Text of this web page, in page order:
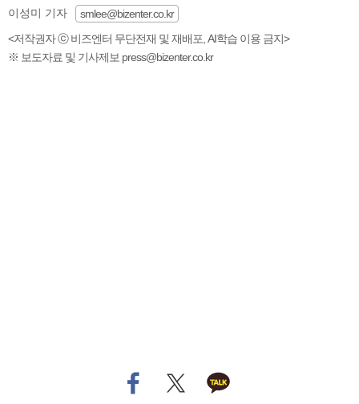
이성미 기자
smlee@bizenter.co.kr
<저작권자 ⓒ 비즈엔터 무단전재 및 재배포, AI학습 이용 금지>
※ 보도자료 및 기사제보 press@bizenter.co.kr